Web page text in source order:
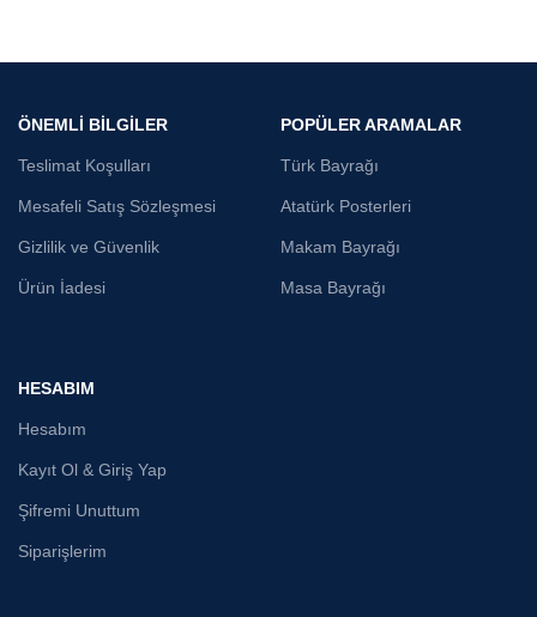
ÖNEMLİ BİLGİLER
Teslimat Koşulları
Mesafeli Satış Sözleşmesi
Gizlilik ve Güvenlik
Ürün İadesi
POPÜLER ARAMALAR
Türk Bayrağı
Atatürk Posterleri
Makam Bayrağı
Masa Bayrağı
HESABIM
Hesabım
Kayıt Ol & Giriş Yap
Şifremi Unuttum
Siparişlerim